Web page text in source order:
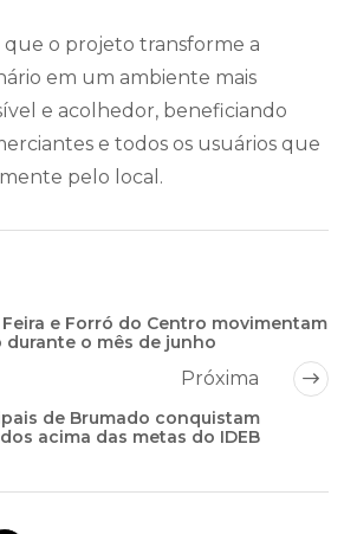
que o projeto transforme a
em um ambiente mais
e acolhedor, beneficiando
e todos os usuários que
pelo local.
e Forró do Centro movimentam
durante o mês de junho
Próxima
de Brumado conquistam
acima das metas do IDEB